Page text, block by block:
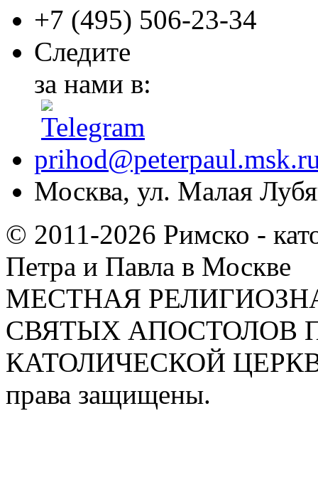
+7 (495) 506-23-34
Следите
за нами в:
Москва, ул. Малая
© 2011-2026 Римско -
Петра и Павла в Москве
МЕСТНАЯ
СВЯТЫХ АПОСТОЛОВ
КАТОЛИЧЕСКОЙ
права защищены.